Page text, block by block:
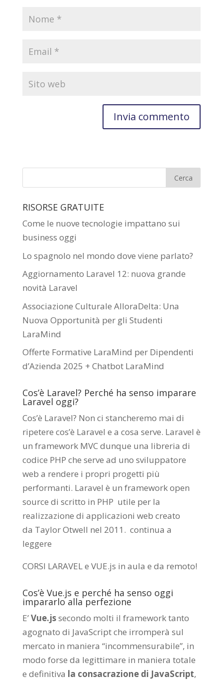
RISORSE GRATUITE
Come le nuove tecnologie impattano sui
business oggi
Lo spagnolo nel mondo dove viene parlato?
Aggiornamento Laravel 12: nuova grande
novità Laravel
Associazione Culturale AlloraDelta: Una
Nuova Opportunità per gli Studenti
LaraMind
Offerte Formative LaraMind per Dipendenti
d’Azienda 2025 + Chatbot LaraMind
Cos’è Laravel? Perché ha senso imparare
Laravel oggi?
Cos’è Laravel? Non ci stancheremo mai di
ripetere cos’è Laravel e a cosa serve. Laravel è
un framework MVC dunque una libreria di
codice PHP che serve ad uno sviluppatore
web a rendere i propri progetti più
performanti. Laravel è un framework open
source di scritto in PHP utile per la
realizzazione di applicazioni web creato
da Taylor Otwell nel 2011. continua a
leggere
CORSI LARAVEL e VUE.js in aula e da remoto!
Cos’è Vue.js e perché ha senso oggi
impararlo alla perfezione
E’Vue.jssecondo molti il framework tanto
agognato di JavaScript che irromperà sul
mercato in maniera “incommensurabile”, in
modo forse da legittimare in maniera totale
e definitiva la consacrazione di JavaScript,